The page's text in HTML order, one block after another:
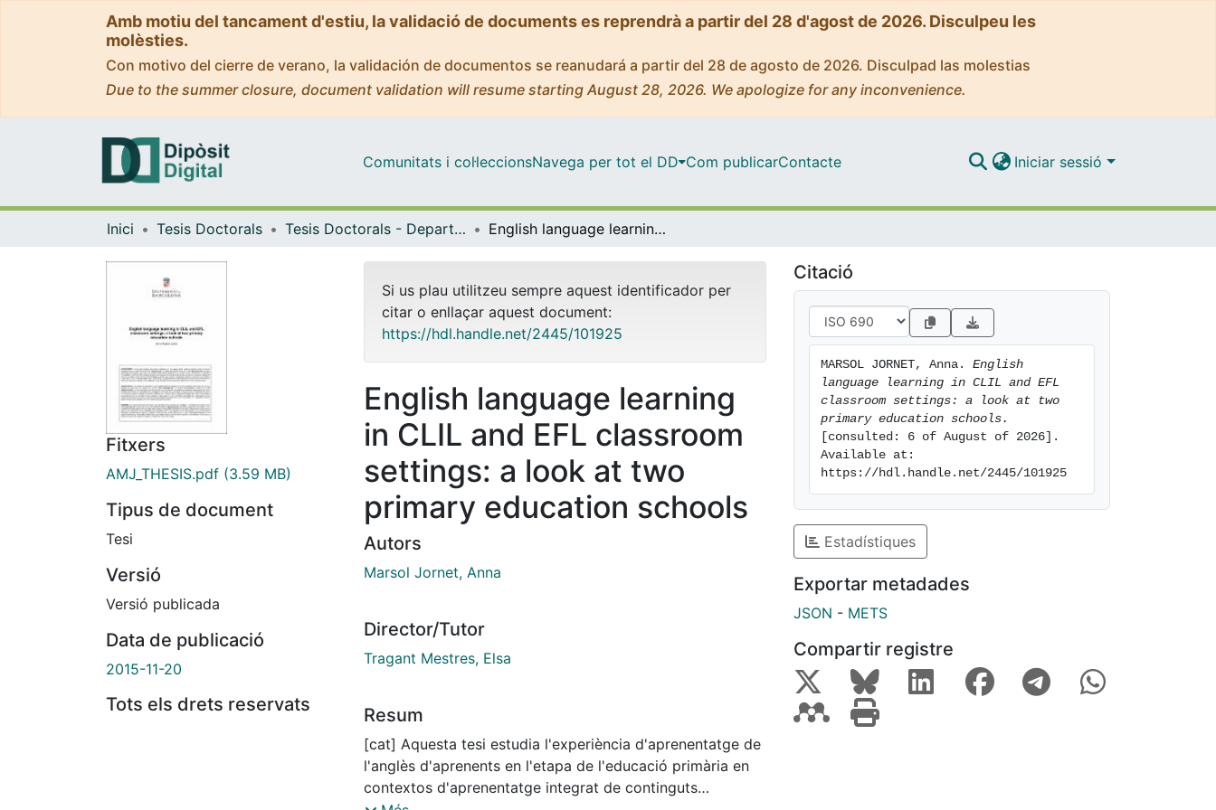
Amb motiu del tancament d'estiu, la validació de documents es reprendrà a partir del 28 d'agost de 2026. Disculpeu les
molèsties.
Con motivo del cierre de verano, la validación de documentos se reanudará a partir del 28 de agosto de 2026. Disculpad las molestias
Due to the summer closure, document validation will resume starting August 28, 2026. We apologize for any inconvenience.
Comunitats i col·leccionsNavega per tot el DD Com publicarContacte Iniciar sessió
Inici Tesis Doctorals Tesis Doctorals - Departament - Filologia Anglesa i Alemanya English language learning in CLIL and EFL classroom settings: a look at two primary education schools
Fitxers
AMJ_THESIS.pdf (3.59 MB)
Tipus de document
Tesi
Versió
Versió publicada
Data de publicació
2015-11-20
Tots els drets reservats
Si us plau utilitzeu sempre aquest identificador per
citar o enllaçar aquest document:
https://hdl.handle.net/2445/101925
English language learning
in CLIL and EFL classroom
settings: a look at two
primary education schools
Autors
Marsol Jornet, Anna
Director/Tutor
Tragant Mestres, Elsa
Resum
[cat] Aquesta tesi estudia l'experiència d'aprenentatge de
l'anglès d'aprenents en l'etapa de l'educació primària en
contextos d'aprenentatge integrat de continguts
Citació
MARSOL JORNET, Anna. English
language learning in CLIL and EFL
classroom settings: a look at two
primary education schools.
[consulted: 6 of August of 2026].
Available at:
https://hdl.handle.net/2445/101925
Estadístiques
Exportar metadades
JSON - METS
Compartir registre